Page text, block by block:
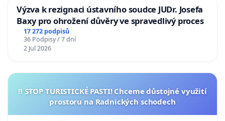
Výzva k rezignaci ústavního soudce JUDr. Josefa
Baxy pro ohrožení důvěry ve spravedlivý proces
17 272 podpisů
36 Podpisy / 7 dní
2 Jul 2026
‼️ STOP TURISTICKÉ PASTI! Chceme důstojné využití
prostoru na Radnických schodech